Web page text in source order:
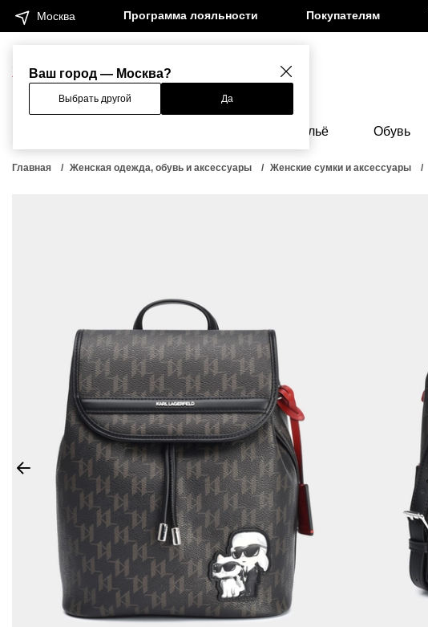
Ваш город — Москва?
Выбрать другой Да
Москва Программа лояльности Покупателям
Женщинам Мужчинам
Бельё Обувь
Главная Женская одежда, обувь и аксессуары Женские сумки и аксессуары